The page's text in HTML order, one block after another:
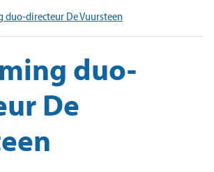
duo-directeur De Vuursteen
duo-
De